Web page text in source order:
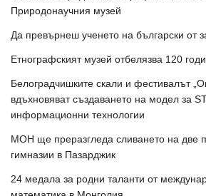
Природонаучния музей
Да превърнеш ученето на български от
Етнографският музей отбелязва 120
Белоградчишките скали и фестивалът
вдъхновяват създаването на модел за
информационни технологии
МОН ще преразгледа сливането на две
гимназии в Пазарджик
24 медала за родни таланти от